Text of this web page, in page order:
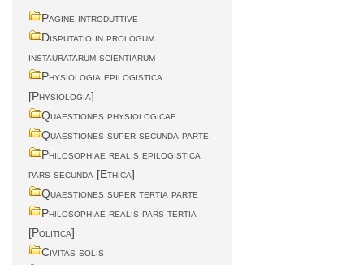
Pagine introduttive
Disputatio in prologum
instauratarum scientiarum
Physiologia epilogistica
[Physiologia]
Quaestiones physiologicae
Quaestiones super secunda parte
Philosophiae realis epilogistica
pars secunda [Ethica]
Quaestiones super tertia parte
Philosophiae realis pars tertia
[Politica]
Civitas solis